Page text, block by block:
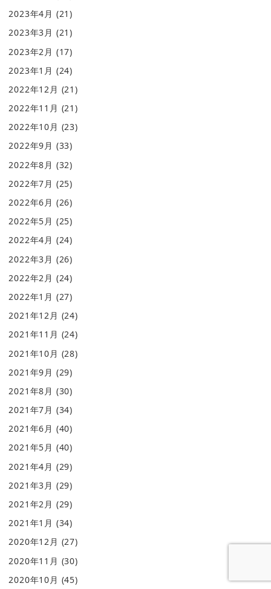
2023年4月 (21)
2023年3月 (21)
2023年2月 (17)
2023年1月 (24)
2022年12月 (21)
2022年11月 (21)
2022年10月 (23)
2022年9月 (33)
2022年8月 (32)
2022年7月 (25)
2022年6月 (26)
2022年5月 (25)
2022年4月 (24)
2022年3月 (26)
2022年2月 (24)
2022年1月 (27)
2021年12月 (24)
2021年11月 (24)
2021年10月 (28)
2021年9月 (29)
2021年8月 (30)
2021年7月 (34)
2021年6月 (40)
2021年5月 (40)
2021年4月 (29)
2021年3月 (29)
2021年2月 (29)
2021年1月 (34)
2020年12月 (27)
2020年11月 (30)
2020年10月 (45)